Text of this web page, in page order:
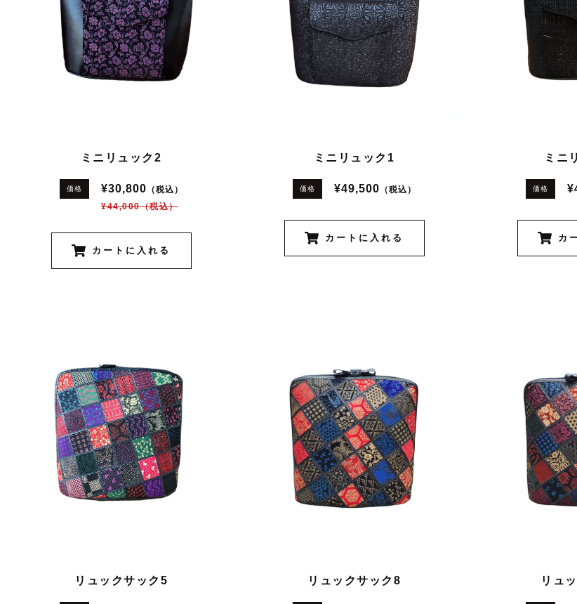
ミニリュック2
価格 ¥30,800 （税込）
¥44,000（税込）
カートに入れる
ミニリュック1
価格 ¥49,500 （税込）
カートに入れる
ミニ
価格
カ
リュックサック5 リュックサック8 リュ